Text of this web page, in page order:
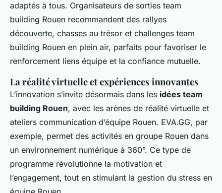
adaptés à tous. Organisateurs de sorties team
building Rouen recommandent des rallyes
découverte, chasses au trésor et challenges team
building Rouen en plein air, parfaits pour favoriser le
renforcement liens équipe et la confiance mutuelle.
La réalité virtuelle et expériences innovantes
L’innovation s’invite désormais dans les idées team
building Rouen, avec les arènes de réalité virtuelle et
ateliers communication d’équipe Rouen. EVA.GG, par
exemple, permet des activités en groupe Rouen dans
un environnement numérique à 360°. Ce type de
programme révolutionne la motivation et
l’engagement, tout en stimulant la gestion du stress en